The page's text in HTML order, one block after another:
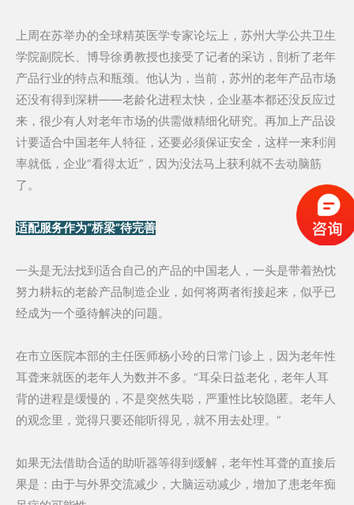
上周在苏举办的全球精英医学专家论坛上，苏州大学公共卫生
学院副院长、博导徐勇教授也接受了记者的采访，剖析了老年
产品行业的特点和瓶颈。他认为，当前，苏州的老年产品市场
还没有得到深耕——老龄化进程太快，企业基本都还没反应过
来，很少有人对老年市场的供需做精细化研究。再加上产品设
计要适合中国老年人特征，还要必须保证安全，这样一来利润
率就低，企业“看得太近”，因为没法马上获利就不去动脑筋
了。
适配服务作为“桥梁”待完善
一头是无法找到适合自己的产品的中国老人，一头是带着热忱
努力耕耘的老龄产品制造企业，如何将两者衔接起来，似乎已
经成为一个亟待解决的问题。
在市立医院本部的主任医师杨小玲的日常门诊上，因为老年性
耳聋来就医的老年人为数并不多。“耳朵日益老化，老年人耳
背的进程是缓慢的，不是突然失聪，严重性比较隐匿。老年人
的观念里，觉得只要还能听得见，就不用去处理。”
如果无法借助合适的助听器等得到缓解，老年性耳聋的直接后
果是：由于与外界交流减少，大脑运动减少，增加了患老年痴